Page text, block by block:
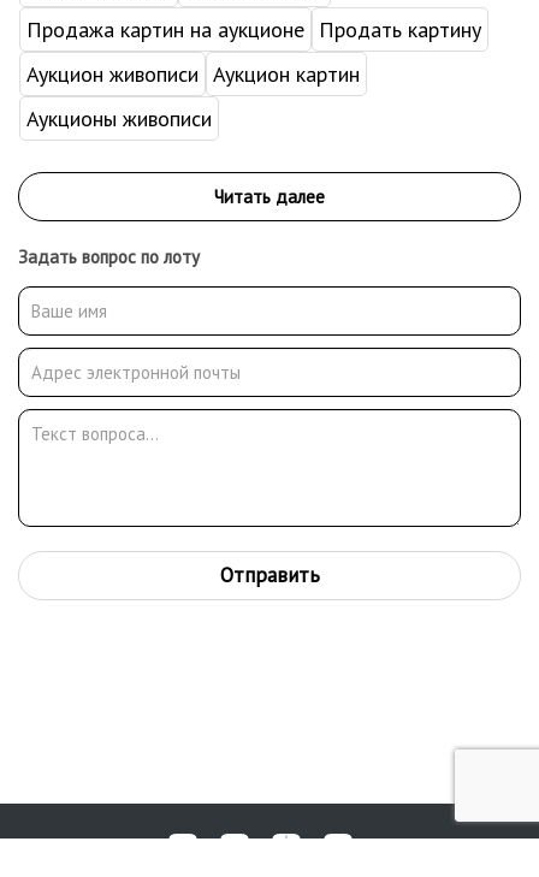
Продажа картин на аукционе
Продать картину
Аукцион живописи Аукцион картин
Аукционы живописи
Задать вопрос по лоту
Отправить